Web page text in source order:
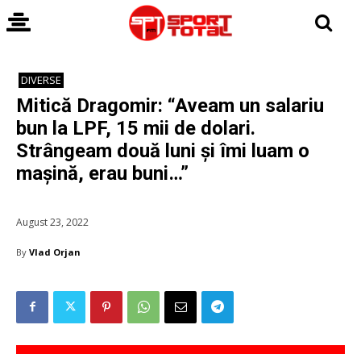
DIVERSE
Mitică Dragomir: “Aveam un salariu
bun la LPF, 15 mii de dolari.
Strângeam două luni și îmi luam o
mașină, erau buni…”
August 23, 2022
By Vlad Orjan